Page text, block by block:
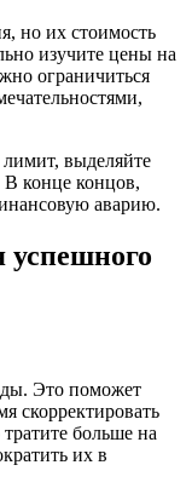
но их стоимость
изучите цены на
ограничиться
выделяйте
конце концов,
аварию.
успешного
Это поможет
скорректировать
больше на
их в